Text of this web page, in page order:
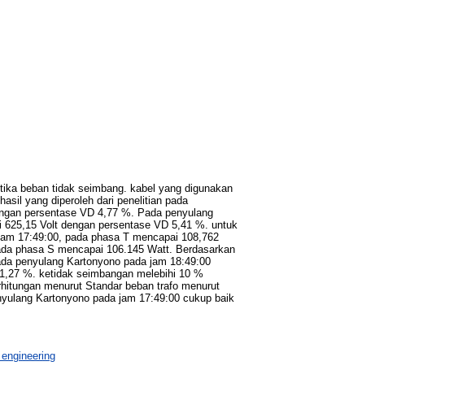
beban tidak seimbang. kabel yang digunakan
yang diperoleh dari penelitian pada
persentase VD 4,77 %. Pada penyulang
Volt dengan persentase VD 5,41 %. untuk
17:49:00, pada phasa T mencapai 108,762
phasa S mencapai 106.145 Watt. Berdasarkan
penyulang Kartonyono pada jam 18:49:00
%. ketidak seimbangan melebihi 10 %
menurut Standar beban trafo menurut
Kartonyono pada jam 17:49:00 cukup baik